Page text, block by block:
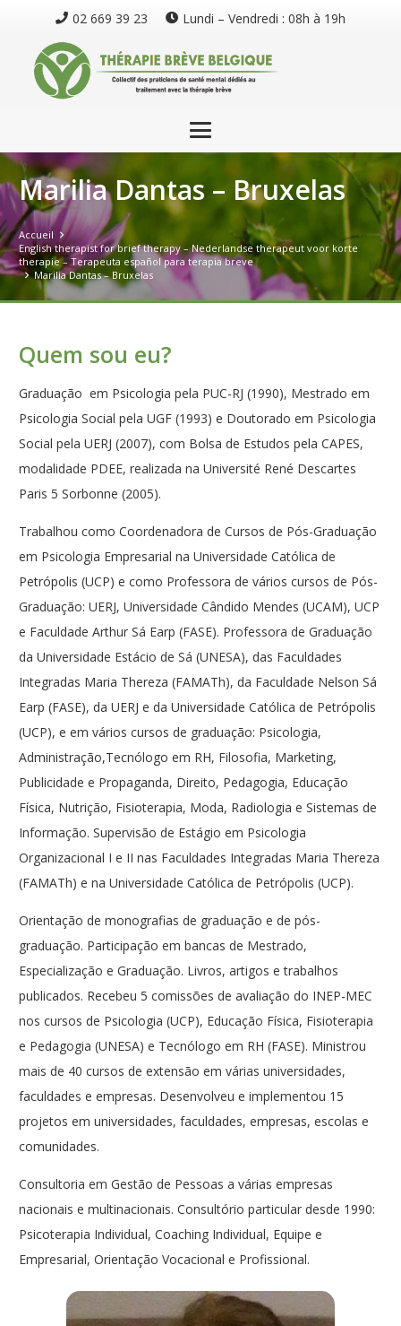
02 669 39 23 Lundi – Vendredi : 08h à 19h
Marilia Dantas – Bruxelas
Accueil
English therapist for brief therapy – Nederlandse therapeut voor korte
therapie – Terapeuta español para terapia breve
Marilia Dantas – Bruxelas
Quem sou eu?
Graduação em Psicologia pela PUC-RJ (1990), Mestrado em
Psicologia Social pela UGF (1993) e Doutorado em Psicologia
Social pela UERJ (2007), com Bolsa de Estudos pela CAPES,
modalidade PDEE, realizada na Université René Descartes
Paris 5 Sorbonne (2005).
Trabalhou como Coordenadora de Cursos de Pós-Graduação
em Psicologia Empresarial na Universidade Católica de
Petrópolis (UCP) e como Professora de vários cursos de Pós-
Graduação: UERJ, Universidade Cândido Mendes (UCAM), UCP
e Faculdade Arthur Sá Earp (FASE). Professora de Graduação
da Universidade Estácio de Sá (UNESA), das Faculdades
Integradas Maria Thereza (FAMATh), da Faculdade Nelson Sá
Earp (FASE), da UERJ e da Universidade Católica de Petrópolis
(UCP), e em vários cursos de graduação: Psicologia,
Administração,Tecnólogo em RH, Filosofia, Marketing,
Publicidade e Propaganda, Direito, Pedagogia, Educação
Física, Nutrição, Fisioterapia, Moda, Radiologia e Sistemas de
Informação. Supervisão de Estágio em Psicologia
Organizacional I e II nas Faculdades Integradas Maria Thereza
(FAMATh) e na Universidade Católica de Petrópolis (UCP).
Orientação de monografias de graduação e de pós-
graduação. Participação em bancas de Mestrado,
Especialização e Graduação. Livros, artigos e trabalhos
publicados. Recebeu 5 comissões de avaliação do INEP-MEC
nos cursos de Psicologia (UCP), Educação Física, Fisioterapia
e Pedagogia (UNESA) e Tecnólogo em RH (FASE). Ministrou
mais de 40 cursos de extensão em várias universidades,
faculdades e empresas. Desenvolveu e implementou 15
projetos em universidades, faculdades, empresas, escolas e
comunidades.
Consultoria em Gestão de Pessoas a várias empresas
nacionais e multinacionais. Consultório particular desde 1990:
Psicoterapia Individual, Coaching Individual, Equipe e
Empresarial, Orientação Vocacional e Profissional.